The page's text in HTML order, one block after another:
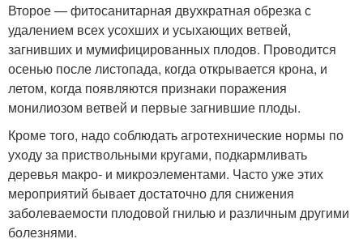
Второе — фитосанитарная двухкратная обрезка с
удалением всех усохших и усыхающих ветвей,
загнивших и мумифицированных плодов. Проводится
осенью после листопада, когда открывается крона, и
летом, когда появляются признаки поражения
монилиозом ветвей и первые загнившие плоды.
Кроме того, надо соблюдать агротехнические нормы по
уходу за приствольными кругами, подкармливать
деревья макро- и микроэлементами. Часто уже этих
мероприятий бывает достаточно для снижения
заболеваемости плодовой гнилью и различным другими
болезнями.